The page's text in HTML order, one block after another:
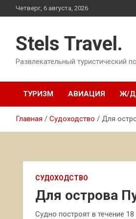
Перейти
к
Четверг, 6 августа, 2026
Stels Travel.
Развлекательный туристический
ТУРИЗМ АВИАЦИЯ Ж/Д
Главная Судоходство Для
СУДОХОДСТВО
Для острова
Судно построят в течение